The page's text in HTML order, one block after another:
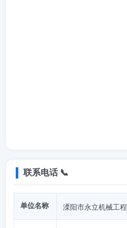
联系电话 📞
单位名称 溧阳市永立机械工